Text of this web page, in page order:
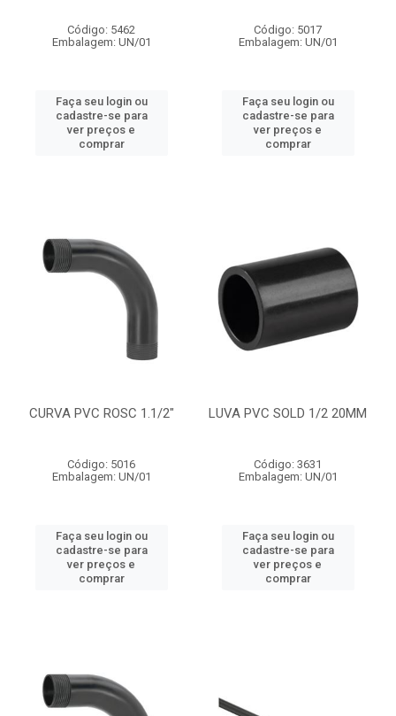
Código: 5462
Embalagem: UN/01
Faça seu login ou
cadastre-se para
ver preços e
comprar
Código: 5017
Embalagem: UN/01
Faça seu login ou
cadastre-se para
ver preços e
comprar
CURVA PVC ROSC 1.1/2"
Código: 5016
Embalagem: UN/01
Faça seu login ou
cadastre-se para
ver preços e
comprar
LUVA PVC SOLD 1/2 20MM
Código: 3631
Embalagem: UN/01
Faça seu login ou
cadastre-se para
ver preços e
comprar